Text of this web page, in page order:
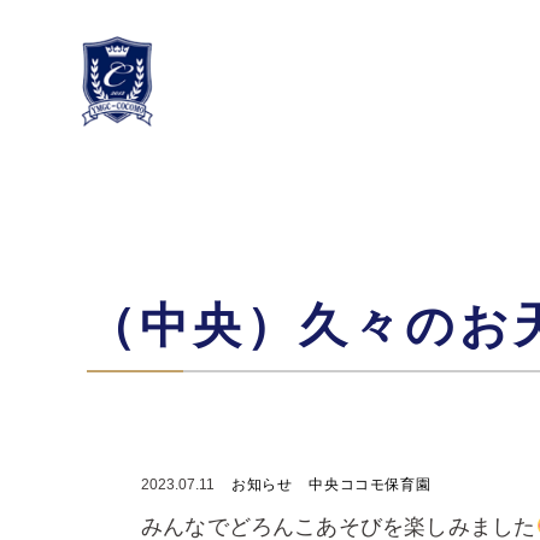
（中央）久々のお
2023.07.11 お知らせ 中央ココモ保育園
みんなでどろんこあそびを楽しみました